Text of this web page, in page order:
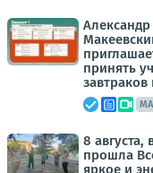
принять
8
прошла
яркое и